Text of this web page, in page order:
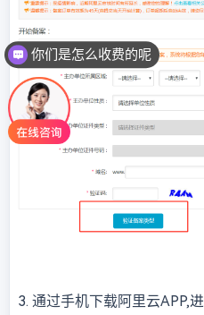
3.通过手机下载阿里云APP,
你们是怎么收费的呢